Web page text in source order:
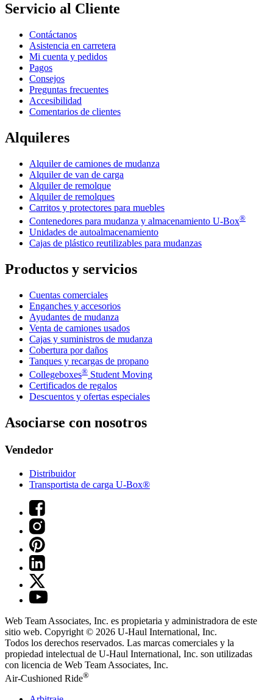
Servicio al Cliente
Contáctanos
Asistencia en carretera
Mi cuenta y pedidos
Pagos
Consejos
Preguntas frecuentes
Accesibilidad
Comentarios de clientes
Alquileres
Alquiler de camiones de mudanza
Alquiler de van de carga
Alquiler de remolque
Alquiler de remolques
Carritos y protectores para muebles
Contenedores para mudanza y almacenamiento U-Box®
Unidades de autoalmacenamiento
Cajas de plástico reutilizables para mudanzas
Productos y servicios
Cuentas comerciales
Enganches y accesorios
Ayudantes de mudanza
Venta de camiones usados
Cajas y suministros de mudanza
Cobertura por daños
Tanques y recargas de propano
Collegeboxes® Student Moving
Certificados de regalos
Descuentos y ofertas especiales
Asociarse con nosotros
Vendedor
Distribuidor
Transportista de carga U-Box®
Web Team Associates, Inc. es propietaria y administradora de este
sitio web. Copyright © 2026 U-Haul International, Inc.
Todos los derechos reservados. Las marcas comerciales y la
propiedad intelectual de U-Haul International, Inc. son utilizadas
con licencia de Web Team Associates, Inc.
Air-Cushioned Ride®